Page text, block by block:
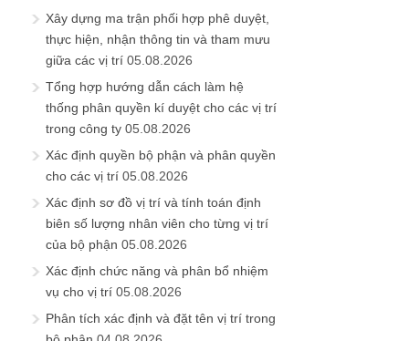
Xây dựng ma trận phối hợp phê duyệt,
thực hiện, nhận thông tin và tham mưu
giữa các vị trí 05.08.2026
Tổng hợp hướng dẫn cách làm hệ
thống phân quyền kí duyệt cho các vị trí
trong công ty 05.08.2026
Xác định quyền bộ phận và phân quyền
cho các vị trí 05.08.2026
Xác định sơ đồ vị trí và tính toán định
biên số lượng nhân viên cho từng vị trí
của bộ phận 05.08.2026
Xác định chức năng và phân bổ nhiệm
vụ cho vị trí 05.08.2026
Phân tích xác định và đặt tên vị trí trong